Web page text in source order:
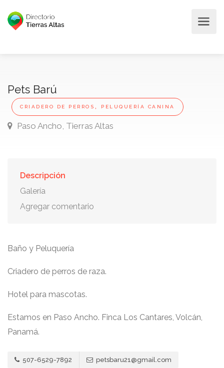
Pets Barú
CRIADERO DE PERROS , PELUQUERÍA CANINA
Paso Ancho, Tierras Altas
Descripción
Galería
Agregar comentario
Baño y Peluquería
Criadero de perros de raza.
Hotel para mascotas.
Estamos en Paso Ancho. Finca Los Cantares, Volcán,
Panamá.
507-6529-7892 petsbaru21@gmail.com